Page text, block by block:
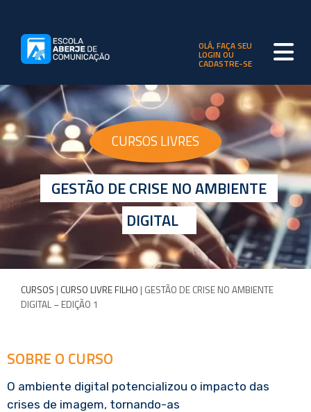
OLÁ, FAÇA SEU
LOGIN OU
CADASTRE-SE
CURSOS LIVRES
GESTÃO DE CRISE NO AMBIENTE
DIGITAL
CURSOS | CURSO LIVRE FILHO | GESTÃO DE CRISE NO AMBIENTE
DIGITAL – EDIÇÃO 1
SOBRE O CURSO
O ambiente digital potencializou o impacto das
crises de imagem, tornando-as